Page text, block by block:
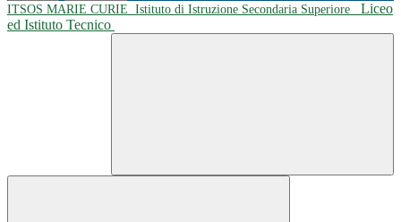
ITSOS MARIE CURIE Istituto di Istruzione Secondaria Superiore
Liceo
ed Istituto Tecnico